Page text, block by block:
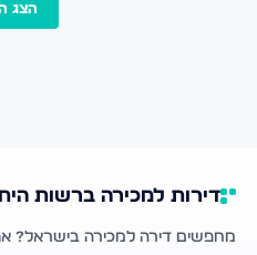
הצג
דירות למכירה ברשות
מחפשים דירה למכירה בישראל?